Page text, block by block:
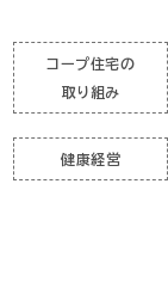
コープ住宅の
取り組み
健康経営